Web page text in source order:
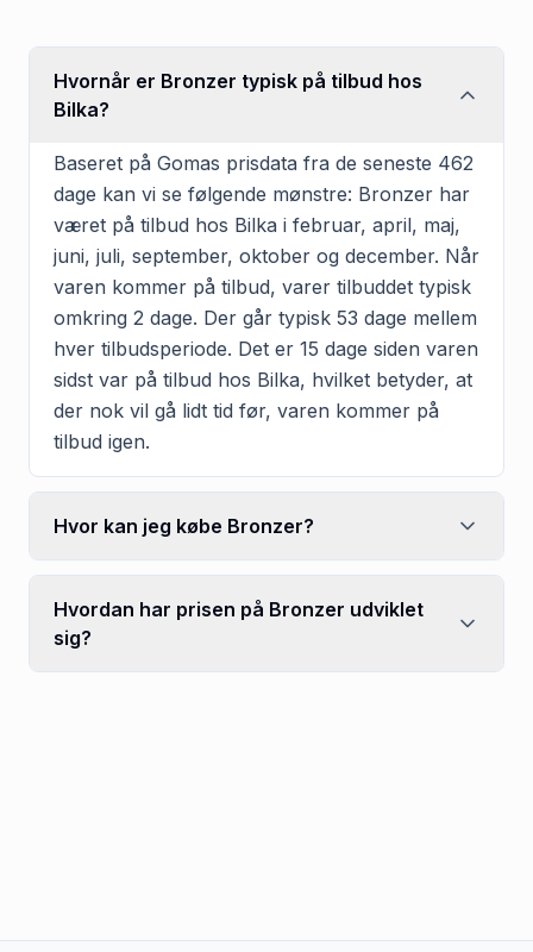
Hvornår er Bronzer typisk på tilbud hos
Bilka?
Baseret på Gomas prisdata fra de seneste 462
dage kan vi se følgende mønstre: Bronzer har
været på tilbud hos Bilka i februar, april, maj,
juni, juli, september, oktober og december. Når
varen kommer på tilbud, varer tilbuddet typisk
omkring 2 dage. Der går typisk 53 dage mellem
hver tilbudsperiode. Det er 15 dage siden varen
sidst var på tilbud hos Bilka, hvilket betyder, at
der nok vil gå lidt tid før, varen kommer på
tilbud igen.
Hvor kan jeg købe Bronzer?
Hvordan har prisen på Bronzer udviklet
sig?